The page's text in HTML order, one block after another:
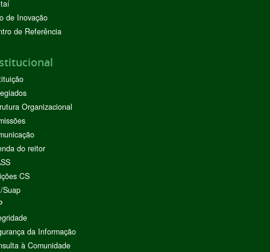
de Inovação
de Referência
Organizacional
do reitor
CS
Suap
da Informação
à Comunidade